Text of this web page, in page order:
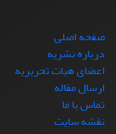
صفحه اصلی
درباره نشریه
اعضای هیات تحریریه
ارسال مقاله
تماس با ما
نقشه سایت